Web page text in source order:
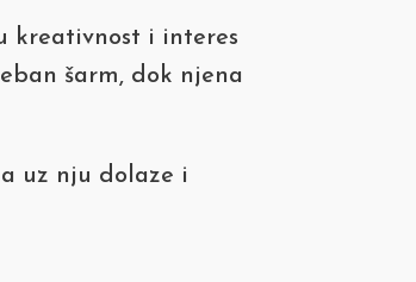
kreativnost i interes
šarm, dok njena
a uz nju dolaze i